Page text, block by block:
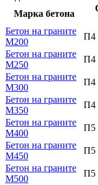
Марка бетона
Бетон на граните
М200
П4
Бетон на граните
М250
П4
Бетон на граните
М300
П4
Бетон на граните
М350
П4
Бетон на граните
М400
П5
Бетон на граните
М450
П5
Бетон на граните
М500
П5